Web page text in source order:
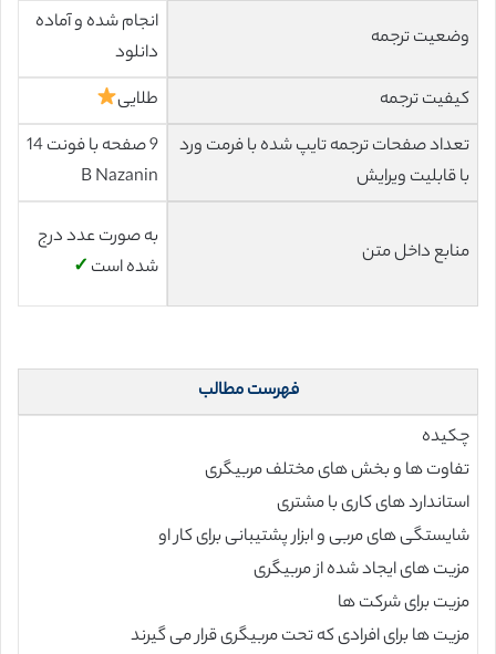
وضعیت ترجمه
انجام شده و آماده
دانلود
کیفیت ترجمه
طلایی
تعداد صفحات ترجمه تایپ شده با فرمت ورد
با قابلیت ویرایش
9 صفحه با فونت 14
B Nazanin
منابع داخل متن
به صورت عدد درج
شده است ✓
فهرست مطالب
چکیده
تفاوت ها و بخش های مختلف مربیگری
استاندارد های کاری با مشتری
شایستگی های مربی و ابزار پشتیبانی برای کار او
مزیت های ایجاد شده از مربیگری
مزیت برای شرکت ها
مزیت ها برای افرادی که تحت مربیگری قرار می گیرند